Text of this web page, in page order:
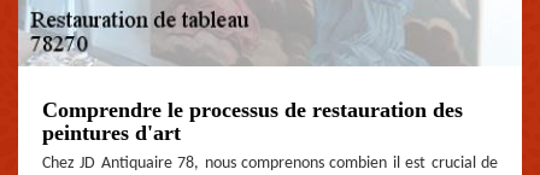
Comprendre le processus de restauration des
peintures d'art
Chez JD Antiquaire 78, nous comprenons combien il est crucial de